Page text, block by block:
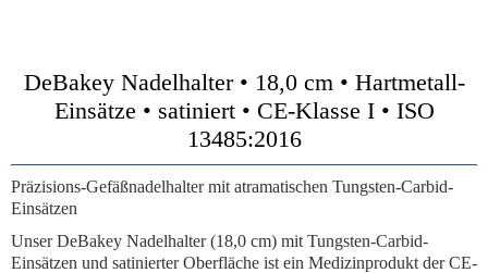
DeBakey Nadelhalter • 18,0 cm • Hartmetall-
Einsätze • satiniert • CE-Klasse I • ISO
13485:2016
Präzisions-Gefäßnadelhalter mit atramatischen Tungsten-Carbid-
Einsätzen
Unser DeBakey Nadelhalter (18,0 cm) mit Tungsten-Carbid-
Einsätzen und satinierter Oberfläche ist ein Medizinprodukt der CE-